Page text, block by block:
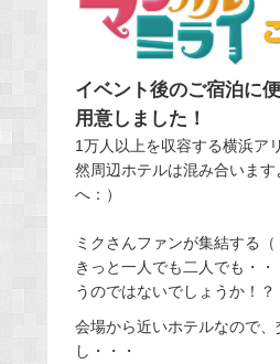
イベント後のご宿泊に
用意しました！
1万人以上を収容する横浜ア
然周辺ホテルは混み合います
へ：）
ミクさんファンが集結する（
きっと一人でも二人でも・
うのではないでしょうか！？
会場から近いホテルなので、
し・・・